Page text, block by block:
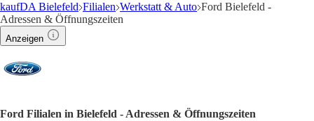
kaufDA Bielefeld Filialen Werkstatt & Auto Ford Bielefeld -
Adressen & Öffnungszeiten
Anzeigen
Ford Filialen in Bielefeld - Adressen & Öffnungszeiten